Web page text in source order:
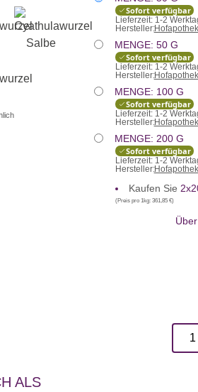
Sofort verfügbar
Lieferzeit:1-2
Hersteller:
MENGE: 50 G
Sofort verfügbar
Lieferzeit:1-2
Hersteller:
MENGE: 100 G
Sofort verfügbar
Lieferzeit:1-2
Hersteller:
MENGE: 200 G
Sofort verfügbar
Lieferzeit:1-2
Hersteller:
Kaufen Sie
(Preis pro 1kg: 361,85 €)
ALS